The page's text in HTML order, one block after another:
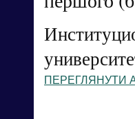
ПЕРЕГЛЯНУТИ